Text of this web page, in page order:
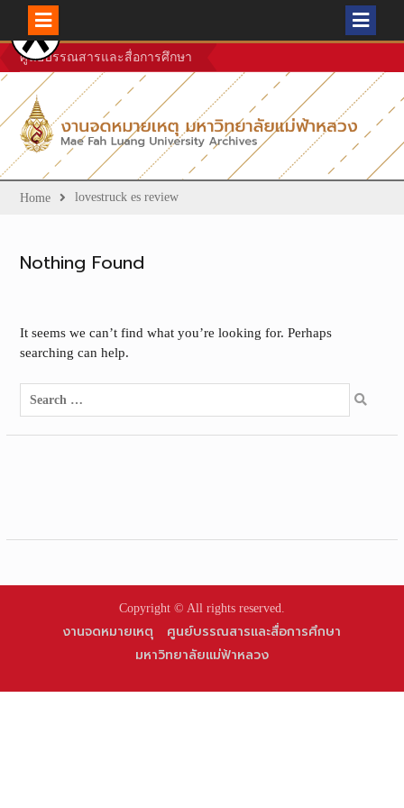
Skip
to
content
ศูนย์บรรณสารและสื่อการศึกษา
Home lovestruck es review
Nothing Found
It seems we can’t find what you’re looking for. Perhaps
searching can help.
Search
for:
Copyright © All rights reserved.
งานจดหมายเหตุ
ศูนย์บรรณสารและสื่อการศึกษา
มหาวิทยาลัยแม่ฟ้าหลวง